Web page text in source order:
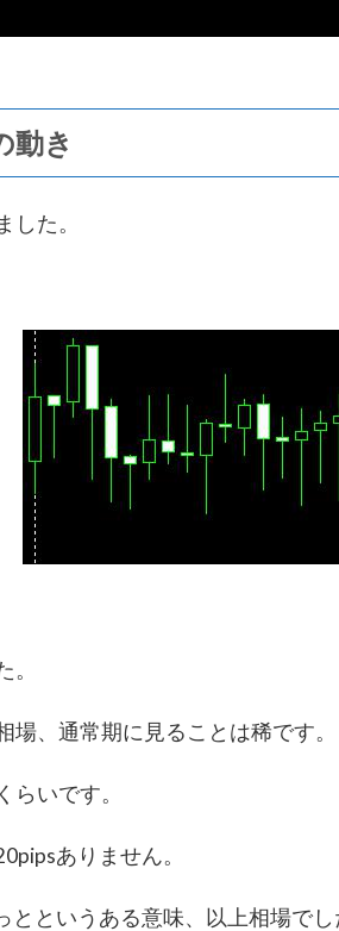
動き
した。
。
場、通常期に見ることは稀です。
らいです。
ありません。
とというある意味、以上相場でし